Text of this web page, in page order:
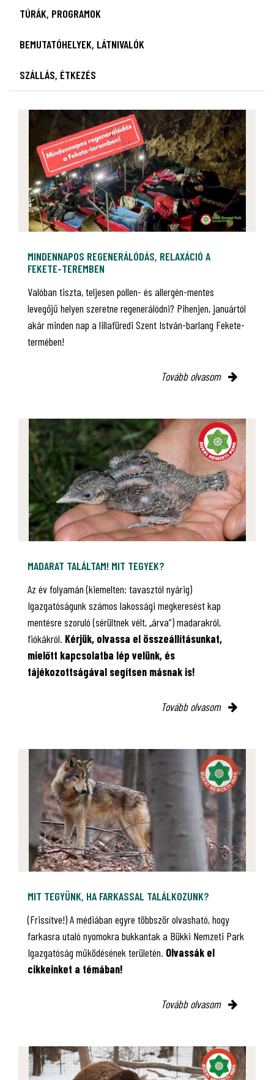
TÚRÁK, PROGRAMOK
BEMUTATÓHELYEK, LÁTNIVALÓK
SZÁLLÁS, ÉTKEZÉS
MINDENNAPOS REGENERÁLÓDÁS, RELAXÁCIÓ A
FEKETE-TEREMBEN
Valóban tiszta, teljesen pollen- és allergén-mentes
levegőjű helyen szeretne regenerálódni? Pihenjen, januártól
akár minden nap a lillafüredi Szent István-barlang Fekete-
termében!
Tovább olvasom
MADARAT TALÁLTAM! MIT TEGYEK?
Az év folyamán (kiemelten: tavasztól nyárig)
Igazgatóságunk számos lakossági megkeresést kap
mentésre szoruló (sérültnek vélt, „árva”) madarakról,
fiókákról. Kérjük, olvassa el összeállításunkat,
mielőtt kapcsolatba lép velünk, és
tájékozottságával segítsen másnak is!
Tovább olvasom
MIT TEGYÜNK, HA FARKASSAL TALÁLKOZUNK?
(Frissítve!) A médiában egyre többször olvasható, hogy
farkasra utaló nyomokra bukkantak a Bükki Nemzeti Park
Igazgatóság működésének területén. Olvassák el
cikkeinket a témában!
Tovább olvasom